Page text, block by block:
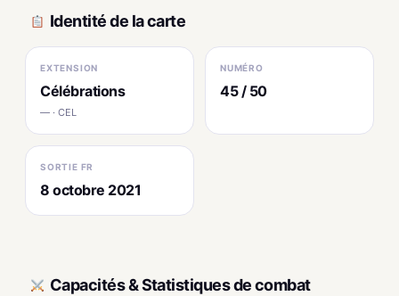
Identité de la carte
EXTENSION
Célébrations
— · CEL
NUMÉRO
45 / 50
SORTIE FR
8 octobre 2021
Capacités & Statistiques de combat